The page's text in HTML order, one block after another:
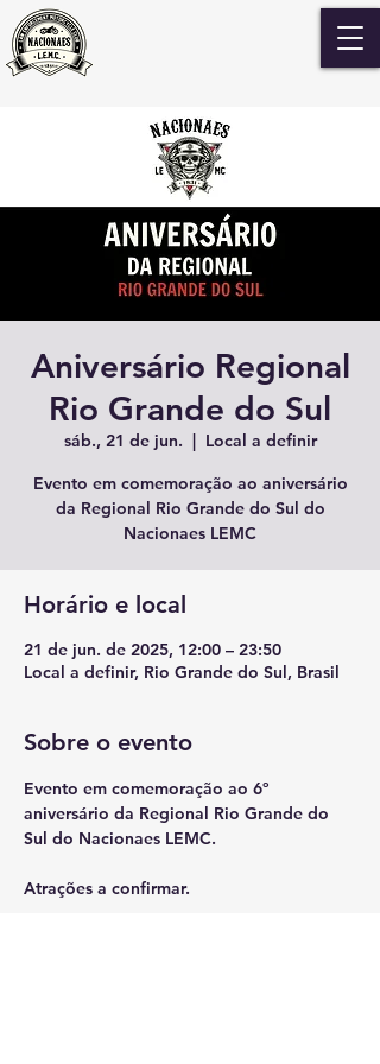
Aniversário Regional
Rio Grande do Sul
sáb., 21 de jun.
  |
Local a definir
Evento em comemoração ao aniversário
da Regional Rio Grande do Sul do
Nacionaes LEMC
Horário e local
21 de jun. de 2025, 12:00 – 23:50
Local a definir, Rio Grande do Sul, Brasil
Sobre o evento
Evento em comemoração ao 6º
aniversário da Regional Rio Grande do
Sul do Nacionaes LEMC.
Atrações a confirmar.